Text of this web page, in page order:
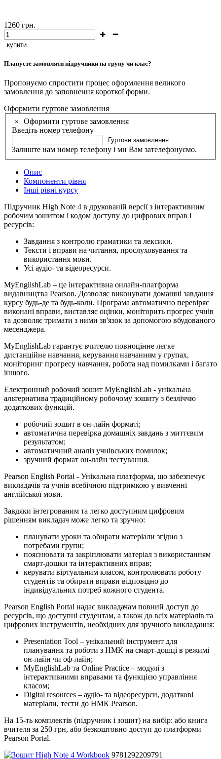
1260 грн.
купити
Плануєте замовляти підручники на групу чи клас?
Пропонуємо спростити процес оформлення великого
замовлення до заповнення короткої форми.
Оформити гуртове замовлення
×
Оформити гуртове замовлення
Введіть номер телефону
Гуртове замовлення
Залиште нам номер телефону і ми Вам зателефонуємо.
Опис
Компоненти рівня
Інші рівні курсу
Підручник High Note 4 в друкованій версії з інтерактивним
робочим зошитом і кодом доступу до цифрових вправ і
ресурсів:
Завдання з контролю граматики та лексики.
Тексти і вправи на читання, прослуховування та
використання мови.
Усі аудіо- та відеоресурси.
MyEnglishLab – це інтерактивна онлайн-платформа
видавництва Pearson. Дозволяє виконувати домашні завдання
курсу будь-де та будь-коли. Програма автоматично перевіряє
виконані вправи, виставляє оцінки, моніторить прогрес учнів
та дозволяє тримати з ними зв'язок за допомогою вбудованого
месенджера.
MyEnglishLab гарантує вчителю повноцінне легке
дистанційне навчання, керування навчанням у групах,
моніторинг прогресу навчання, робота над помилками і багато
іншого.
Електронний робочий зошит MyEnglishLab - унікальна
альтернатива традиційному робочому зошиту з безліччю
додаткових функцій.
робочий зошит в он-лайн форматі;
автоматична перевірка домашніх завдань з миттєвим
результатом;
автоматичний аналіз учнівських помилок;
зручний формат он-лайн тестування.
Pearson English Portal - Унікальна платформа, що забезпечує
викладачів та учнів всебічною підтримкою у вивченні
англійської мови.
Завдяки інтегрованим та легко доступним цифровим
рішенням викладач може легко та зручно:
планувати уроки та обирати матеріали згідно з
потребами групи;
пояснювати та закріплювати матеріал з використанням
смарт-дошки та інтерактивних вправ;
керувати віртуальним класом, контролювати роботу
студентів та обирати вправи відповідно до
індивідуальних потреб кожного студента.
Pearson English Portal надає викладачам повний доступ до
ресурсів, що доступні студентам, а також до всіх матеріалів та
цифрових інструментів, необхідних для зручного викладання:
Presentation Tool – унікальний інструмент для
планування та роботи з НМК на смарт-дошці в режимі
он-лайн чи оф-лайн;
MyEnglishLab та Online Practice – модулі з
інтерактивними вправами та функцією управління
класом;
Digital resources – аудіо- та відеоресурси, додаткові
матеріали, тести до НМК Pearson.
На 15-ть комплектів (підручник і зошит) на вибір: або книга
вчителя за 250 грн, або безкоштовно доступ до платформи
Pearson Portal.
9781292209791